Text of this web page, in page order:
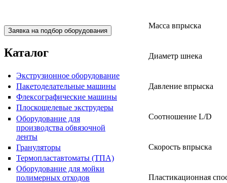
Пакетоделательная машина
BJAF+S 40*2M
Каталог
Экструзионное оборудование
Пакетоделательные машины
Флексографические машины
Плоскощелевые экструдеры
Оборудование для
производства обвязочной
ленты
Грануляторы
Термопластавтоматы (ТПА)
Оборудование для мойки
полимерных отходов
Масса впрыска
Диаметр шнека
Давление впрыска
Соотношение L/D
Скорость впрыска
Пластикационная